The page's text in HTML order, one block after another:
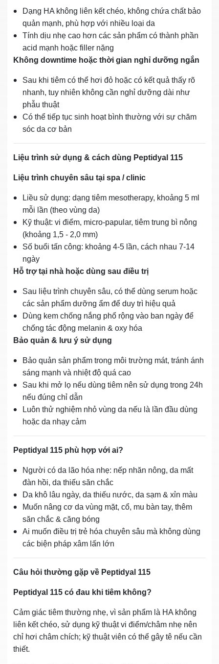
Dạng HA không liên kết chéo, không chứa chất bảo
quản mạnh, phù hợp với nhiều loại da
Tính dịu nhẹ cao hơn các sản phẩm có thành phần
acid mạnh hoặc filler nặng
Không downtime hoặc thời gian nghỉ dưỡng ngắn
Sau khi tiêm có thể hơi đỏ hoặc có kết quả thấy rõ
nhanh, tuy nhiên không cần nghỉ dưỡng dài như
phẫu thuật
Có thể tiếp tục sinh hoạt bình thường với sự chăm
sóc da cơ bản
Liệu trình sử dụng & cách dùng Peptidyal 115
Liệu trình chuyên sâu tại spa / clinic
Liều sử dụng: dạng tiêm mesotherapy, khoảng 5 ml
mỗi lần (theo vùng da)
Kỹ thuật: vi điểm, micro‑papular, tiêm trung bì nông
(khoảng 1,5 ‑ 2,0 mm)
Số buổi tấn công: khoảng 4‑5 lần, cách nhau 7‑14
ngày
Hỗ trợ tại nhà hoặc dùng sau điều trị
Sau liệu trình chuyên sâu, có thể dùng serum hoặc
các sản phẩm dưỡng ẩm để duy trì hiệu quả
Dùng kem chống nắng phổ rộng vào ban ngày để
chống tác động melanin & oxy hóa
Bảo quản & lưu ý sử dụng
Bảo quản sản phẩm trong môi trường mát, tránh ánh
sáng mạnh và nhiệt độ quá cao
Sau khi mở lọ nếu dùng tiêm nên sử dụng trong 24h
nếu đúng chỉ dẫn
Luôn thử nghiệm nhỏ vùng da nếu là lần đầu dùng
hoặc da nhạy cảm
Peptidyal 115 phù hợp với ai?
Người có da lão hóa nhẹ: nếp nhăn nông, da mất
đàn hồi, da thiếu săn chắc
Da khô lâu ngày, da thiếu nước, da sạm & xỉn màu
Muốn nâng cơ da vùng mặt, cổ, mu bàn tay, thêm
săn chắc & căng bóng
Ai muốn điều trị trẻ hóa chuyên sâu mà không dùng
các biện pháp xâm lấn lớn
Câu hỏi thường gặp về Peptidyal 115
Peptidyal 115 có đau khi tiêm không?
Cảm giác tiêm thường nhẹ, vì sản phẩm là HA không
liên kết chéo, sử dụng kỹ thuật vi điểm/châm nhẹ nên
chỉ hơi châm chích; kỹ thuật viên có thể gây tê nếu cần
thiết.